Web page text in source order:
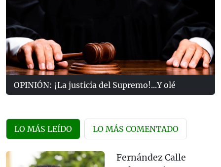
OPINIÓN: ¡La justicia del Supremo!...Y olé
LO MÁS LEÍDO LO MÁS COMENTADO
Fernández Calle